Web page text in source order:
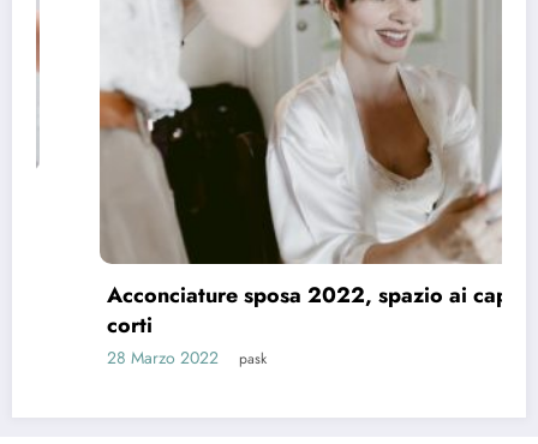
Acconciature sposa 2022, spazio ai capelli
28 Marzo 2022 pask